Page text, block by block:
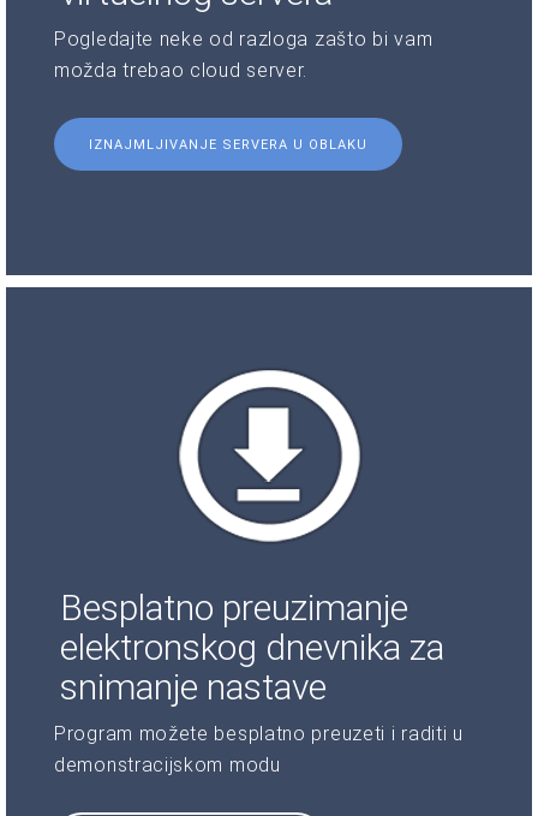
Pogledajte neke od razloga zašto bi vam
možda trebao cloud server.
IZNAJMLJIVANJE SERVERA U OBLAKU
Besplatno preuzimanje
elektronskog dnevnika za
snimanje nastave
Program možete besplatno preuzeti i raditi u
demonstracijskom modu